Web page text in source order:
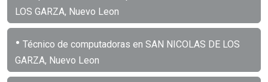
LOS GARZA, Nuevo Leon
• Técnico de computadoras en SAN NICOLAS DE LOS
GARZA, Nuevo Leon